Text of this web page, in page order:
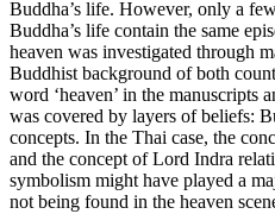
Buddha’s life. However, only a
Buddha’s life contain the same
heaven was investigated through
Buddhist background of both
word ‘heaven’ in the manuscripts
was covered by layers of beliefs:
concepts. In the Thai case, the
and the concept of Lord Indra
symbolism might have played a
not being found in the heaven